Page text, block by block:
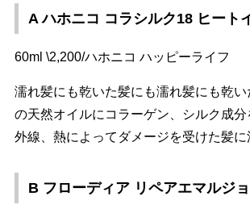
A ハホニコ コラシルク18 ヒート
60ml \2,200/ハホニコ ハッピーライフ
濡れ髪にも乾いた髪にも濡れ髪にも乾
の天然オイルにコラーゲン、シルク成
外線、熱によってダメージを受けた髪に
B フローディア リペアエマルジ